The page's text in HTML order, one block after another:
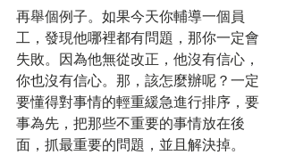
再舉個例子。如果今天你輔導一個員
工，發現他哪裡都有問題，那你一定會
失敗。因為他無從改正，他沒有信心，
你也沒有信心。那，該怎麼辦呢？一定
要懂得對事情的輕重緩急進行排序，要
事為先，把那些不重要的事情放在後
面，抓最重要的問題，並且解決掉。